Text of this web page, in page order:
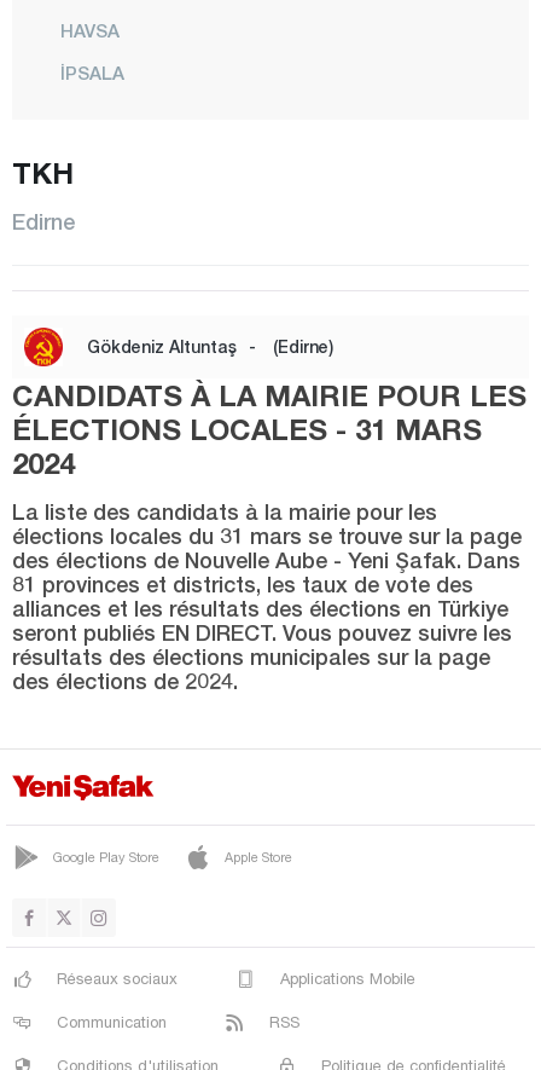
HAVSA
İPSALA
SÜLOĞLU
UZUNKÖPRÜ
YENİMÜHACİR
Elazığ
Erzincan
Erzurum
Gaziantep
Giresun
Hatay
TKH
Edirne
Gökdeniz Altuntaş - (Edirne)
CANDIDATS À LA MAIRIE POUR LES
ÉLECTIONS LOCALES - 31 MARS
2024
La liste des candidats à la mairie pour les
élections locales du 31 mars se trouve sur la page
des élections de Nouvelle Aube - Yeni Şafak. Dans
81 provinces et districts, les taux de vote des
alliances et les résultats des élections en Türkiye
seront publiés EN DIRECT. Vous pouvez suivre les
résultats des élections municipales sur la page
des élections de 2024.
Google Play Store Apple Store
Réseaux sociaux Applications Mobile
Communication RSS
Conditions d'utilisation Politique de confidentialité